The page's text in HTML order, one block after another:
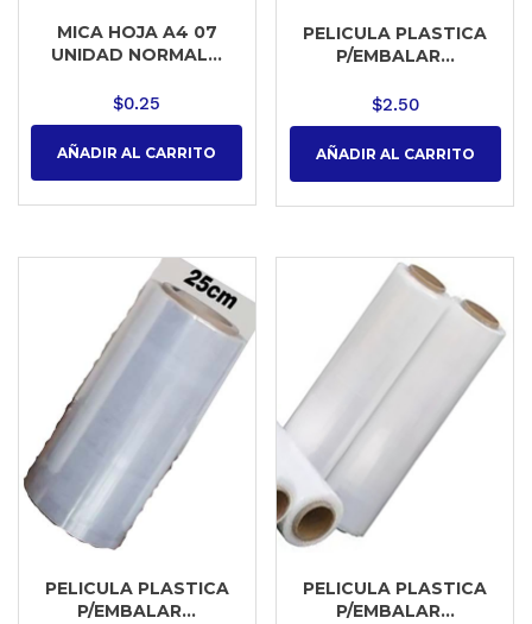
MICA HOJA A4 07
UNIDAD NORMAL...
$0.25
AÑADIR AL CARRITO
PELICULA PLASTICA
P/EMBALAR...
$2.50
AÑADIR AL CARRITO
PELICULA PLASTICA
P/EMBALAR...
PELICULA PLASTICA
P/EMBALAR...